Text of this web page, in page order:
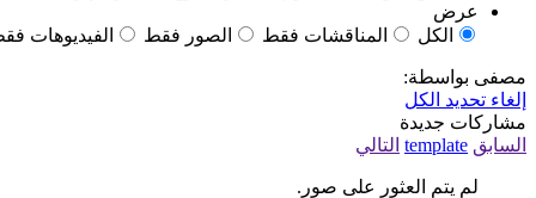
عرض
الكل
المناقشات فقط الصور فقط الفيديوهات
مصفى بواسطة:
إلغاء تحديد الكل
مشاركات جديدة
السابق template التالي
لم يتم العثور على صور.